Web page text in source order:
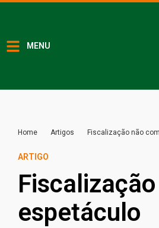
MENU
Home Artigos Fiscalização não
ARTIGO
espetáculo